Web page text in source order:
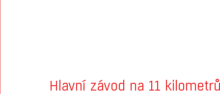
Hlavní závod na 11